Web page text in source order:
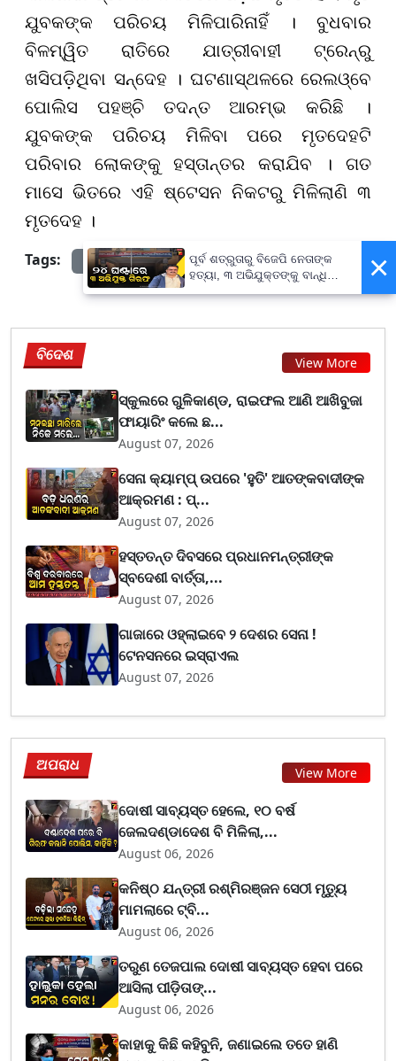
ଯୁବକଙ୍କ ପରିଚୟ ମିଳିପାରିନାହିଁ । ବୁଧବାର
ବିଳମ୍ୱିତ ରାତିରେ ଯାତ୍ରୀବାହୀ ଟ୍ରେନ୍‌ରୁ
ଖସିପଡ଼ିଥିବା ସନ୍ଦେହ । ଘଟଣାସ୍ଥଳରେ ରେଲଓ୍ବେ
ପୋଲିସ ପହଞ୍ଚି ତଦନ୍ତ ଆରମ୍ଭ କରିଛି ।
ଯୁବକଙ୍କ ପରିଚୟ ମିଳିବା ପରେ ମୃତଦେହଟି
ପରିବାର ଲୋକଙ୍କୁ ହସ୍ତାନ୍ତର କରାଯିବ । ଗତ
ମାସେ ଭିତରେ ଏହି ଷ୍ଟେସନ ନିକଟରୁ ମିଳିଲାଣି ୩
ମୃତଦେହ ।
Tags:
prameyanews7
ବିଦେଶ View More
ସ୍କୁଲରେ ଗୁଳିକାଣ୍ଡ, ରାଇଫଲ ଆଣି ଆଖିବୁଜା
ଫାୟାରିଂ କଲେ ଛ...
August 07, 2026
ସେନା କ୍ୟାମ୍ପ୍ ଉପରେ 'ହୁତି' ଆତଙ୍କବାଦୀଙ୍କ
ଆକ୍ରମଣ : ପ୍...
August 07, 2026
ହସ୍ତତନ୍ତ ଦିବସରେ ପ୍ରଧାନମନ୍ତ୍ରୀଙ୍କ
ସ୍ବଦେଶୀ ବାର୍ତ୍ତା,...
August 07, 2026
ଗାଜାରେ ଓହ୍ଲାଇବେ ୨ ଦେଶର ସେନା !
ଟେନସନରେ ଇସ୍ରାଏଲ
August 07, 2026
ଅପରାଧ View More
ଦୋଷୀ ସାବ୍ୟସ୍ତ ହେଲେ, ୧୦ ବର୍ଷ
ଜେଲଦଣ୍ଡାଦେଶ ବି ମିଳିଲା,...
August 06, 2026
କନିଷ୍ଠ ଯନ୍ତ୍ରୀ ରଶ୍ମିରଞ୍ଜନ ସେଠୀ ମୃତ୍ୟୁ
ମାମଲାରେ ଟ୍ବି...
August 06, 2026
ତରୁଣ ତେଜପାଲ ଦୋଷୀ ସାବ୍ୟସ୍ତ ହେବା ପରେ
ଆସିଲା ପୀଡ଼ିତାଙ୍...
August 06, 2026
କାହାକୁ କିଛି କହିବୁନି, ଜଣାଇଲେ ତତେ ହାଣି
×
ପୂର୍ବ ଶତ୍ରୁତାରୁ ବିଜେପି ନେତାଙ୍କ
ହତ୍ୟା, ୩ ଅଭିଯୁକ୍ତଙ୍କୁ ବାନ୍ଧିଲା
ପୋଲିସ